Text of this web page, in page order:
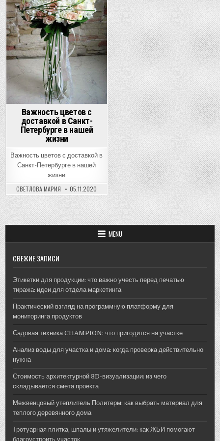
Важность цветов с
доставкой в Санкт-
Петербурге в нашей
жизни
Важность цветов с доставкой в
Санкт-Петербурге в нашей
жизни
СВЕТЛОВА МАРИЯ 05.11.2020
MENU
СВЕЖИЕ ЗАПИСИ
Этикетки для продукции: что важно учесть перед печатью
тиража: идеи для отдела маркетинга
Практический взгляд на программную платформу для
мониторинга продуктов
Садовая техника CHAMPION: что пригодится на участке
Анализ воды для участка и дома: когда проверка действительно
нужна
Стоимость архитектурной 3D-визуализации: из чего
складывается смета проекта
Межвенцовый утеплитель Политерм: как выбрать материал для
теплого деревянного дома
Тротуарная плитка, шпалы и утяжелители: как ЖБИ помогают
благоустроить участок